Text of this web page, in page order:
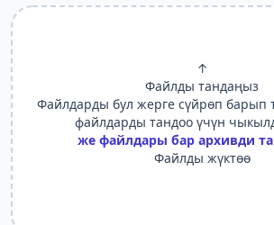
↑
Файлды тандаңыз
Файлдарды бул жерге сүйрөп
файлдарды тандоо үчүн
же файлдары бар архивди
Файлды жүктөө